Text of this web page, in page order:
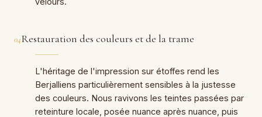
04Restauration des couleurs et de la trame
L'héritage de l'impression sur étoffes rend les
Berjalliens particulièrement sensibles à la justesse
des couleurs. Nous ravivons les teintes passées par
reteinture locale, posée nuance après nuance, puis